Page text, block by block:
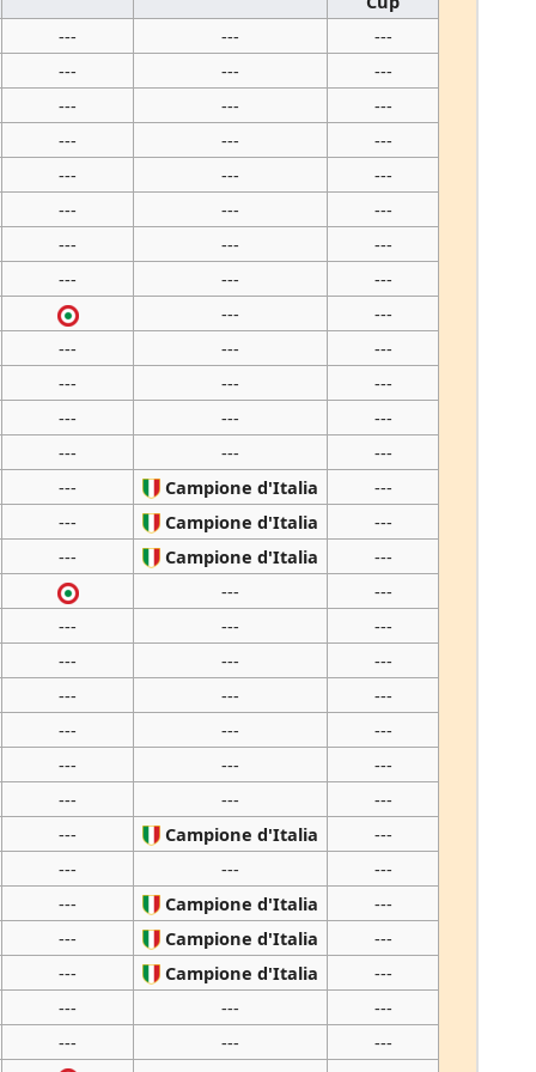
--- ---
---
--- ---
---
--- ---
---
--- ---
---
--- ---
---
--- ---
---
--- ---
---
--- ---
---
---
---
--- ---
---
--- ---
---
--- ---
---
--- ---
---
--- Campione d'Italia
---
--- Campione d'Italia
---
--- Campione d'Italia
---
---
---
--- ---
---
--- ---
---
--- ---
---
--- ---
---
--- ---
---
--- ---
---
--- Campione d'Italia
---
--- ---
---
--- Campione d'Italia
---
--- Campione d'Italia
---
--- Campione d'Italia
---
--- ---
---
--- ---
---